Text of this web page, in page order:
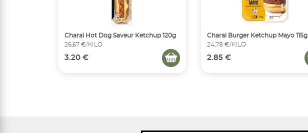
Charal Hot Dog Saveur Ketchup 120g
26,67 €/KILO
3.20 €
Charal Burger Ketchup Mayo 115g
24,78 €/KILO
2.85 €